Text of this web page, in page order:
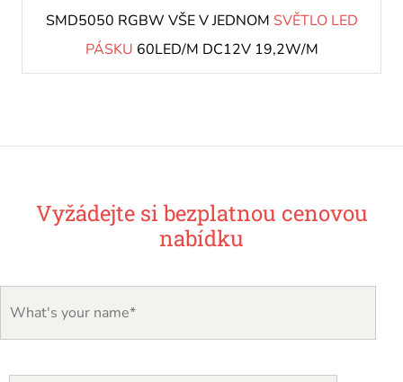
SMD5050 RGBW VŠE V JEDNOM SVĚTLO LED
PÁSKU 60LED/M DC12V 19,2W/M
Vyžádejte si bezplatnou cenovou
nabídku